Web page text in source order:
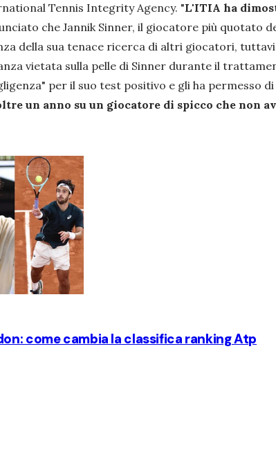
Tennis Integrity Agency. "L'ITIA ha
che Jannik Sinner, il giocatore più
della sua tenace ricerca di altri giocatori,
vietata sulla pelle di Sinner durante il
per il suo test positivo e gli ha permesso
un anno su un giocatore di spicco che non
come cambia la classifica ranking Atp